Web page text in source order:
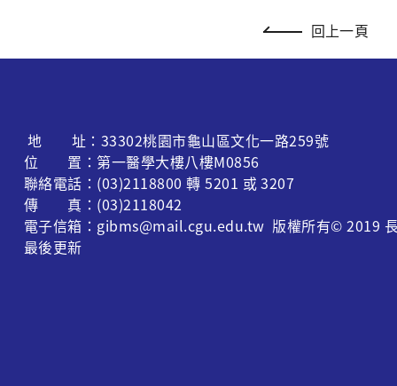
回上一頁
地 址：33302桃園市龜山區文化一路259號
位 置：第一醫學大樓八樓M0856
聯絡電話：(03)2118800 轉 5201 或 3207
傳 真：(03)2118042
電子信箱：gibms@mail.cgu.edu.tw 版權所有© 2019
最後更新